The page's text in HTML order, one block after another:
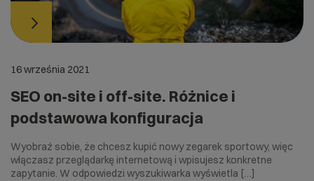
16 września 2021
SEO on-site i off-site. Różnice i
podstawowa konfiguracja
Wyobraź sobie, że chcesz kupić nowy zegarek sportowy, więc
włączasz przeglądarkę internetową i wpisujesz konkretne
zapytanie. W odpowiedzi wyszukiwarka wyświetla […]